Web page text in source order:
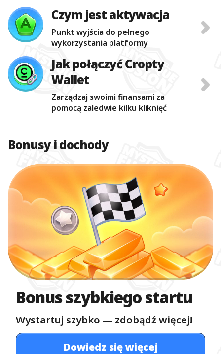
Czym jest aktywacja
Punkt wyjścia do pełnego
wykorzystania platformy
Jak połączyć Сropty
Wallet
Zarządzaj swoimi finansami za
pomocą zaledwie kilku kliknięć
Bonusy i dochody
Bonus szybkiego startu
Wystartuj szybko — zdobądź więcej!
Dowiedz się więcej